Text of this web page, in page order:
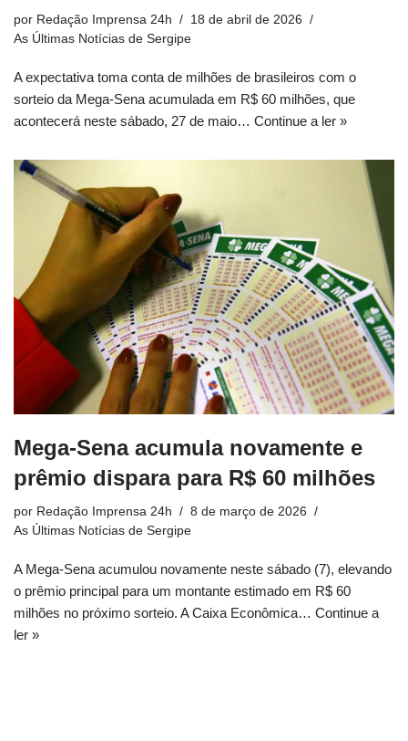
por Redação Imprensa 24h
18 de abril de 2026
As Últimas Notícias de Sergipe
A expectativa toma conta de milhões de brasileiros com o
sorteio da Mega-Sena acumulada em R$ 60 milhões, que
acontecerá neste sábado, 27 de maio… Continue a ler »
Mega-Sena acumula novamente e
prêmio dispara para R$ 60 milhões
por Redação Imprensa 24h
8 de março de 2026
As Últimas Notícias de Sergipe
A Mega-Sena acumulou novamente neste sábado (7), elevando
o prêmio principal para um montante estimado em R$ 60
milhões no próximo sorteio. A Caixa Econômica… Continue a
ler »